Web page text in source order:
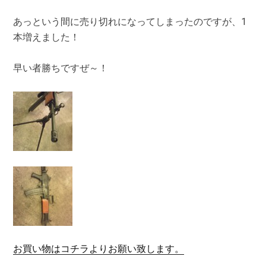
あっという間に売り切れになってしまったのですが、1
本増えました！
早い者勝ちですぜ～！
お買い物はコチラよりお願い致します。